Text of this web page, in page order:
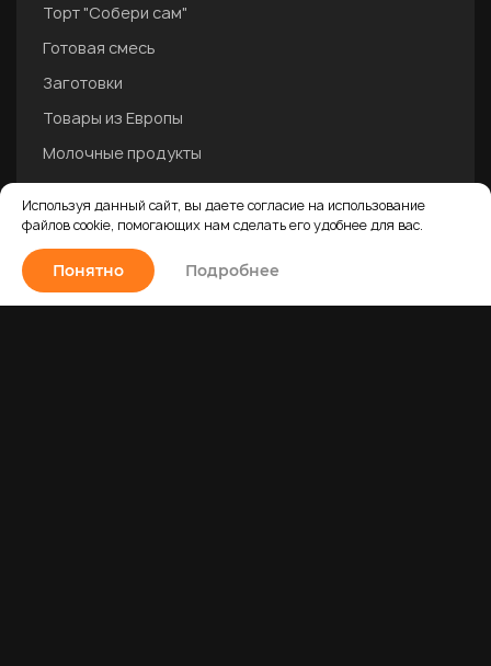
Торт "Собери сам"
Готовая смесь
Заготовки
Товары из Европы
Молочные продукты
Шоколад
Пюре
Замороженные ягоды
Какао
Используя данный сайт, вы даете согласие на использование
файлов cookie, помогающих нам сделать его удобнее для вас.
Понятно Подробнее